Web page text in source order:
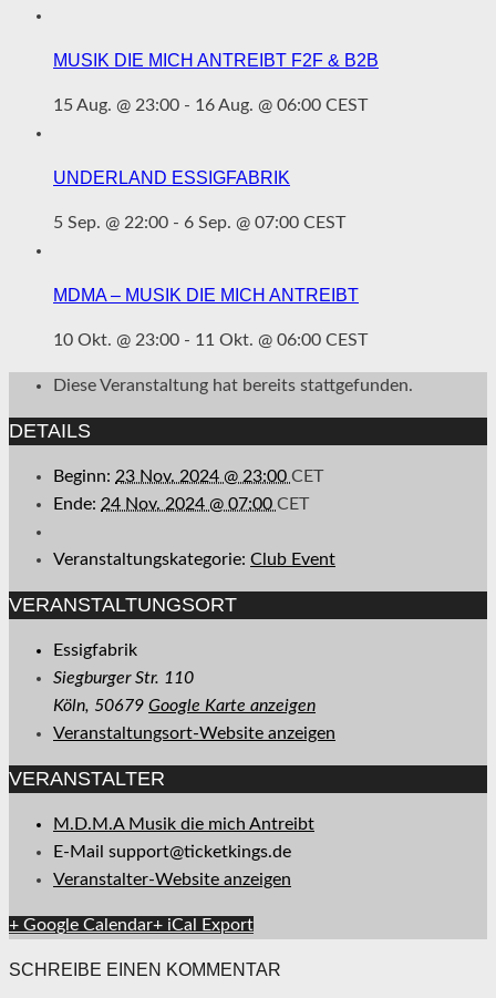
MUSIK DIE MICH ANTREIBT F2F & B2B
15 Aug. @ 23:00 - 16 Aug. @ 06:00 CEST
UNDERLAND ESSIGFABRIK
5 Sep. @ 22:00 - 6 Sep. @ 07:00 CEST
MDMA – MUSIK DIE MICH ANTREIBT
10 Okt. @ 23:00 - 11 Okt. @ 06:00 CEST
Diese Veranstaltung hat bereits stattgefunden.
DETAILS
Beginn: 23 Nov. 2024 @ 23:00 CET
Ende: 24 Nov. 2024 @ 07:00 CET
Veranstaltungskategorie: Club Event
VERANSTALTUNGSORT
Essigfabrik
Siegburger Str. 110
Köln, 50679 Google Karte anzeigen
Veranstaltungsort-Website anzeigen
VERANSTALTER
M.D.M.A Musik die mich Antreibt
E-Mail support@ticketkings.de
Veranstalter-Website anzeigen
+ Google Calendar+ iCal Export
SCHREIBE EINEN KOMMENTAR